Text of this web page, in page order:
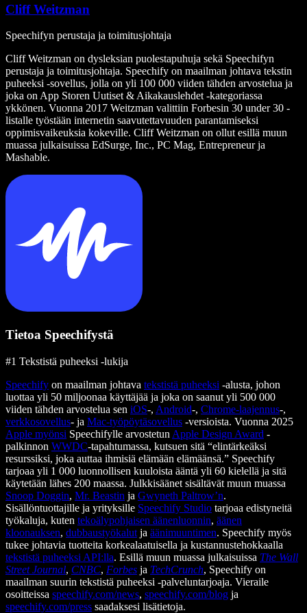
Cliff Weitzman
Speechifyn perustaja ja toimitusjohtaja
Cliff Weitzman on dysleksian puolestapuhuja sekä Speechifyn
perustaja ja toimitusjohtaja. Speechify on maailman johtava tekstin
puheeksi -sovellus, jolla on yli 100 000 viiden tähden arvostelua ja
joka on App Storen Uutiset & Aikakauslehdet -kategoriassa
ykkönen. Vuonna 2017 Weitzman valittiin Forbesin 30 under 30 -
listalle työstään internetin saavutettavuuden parantamiseksi
oppimisvaikeuksia kokeville. Cliff Weitzman on ollut esillä muun
muassa julkaisuissa EdSurge, Inc., PC Mag, Entrepreneur ja
Mashable.
Tietoa Speechifystä
#1 Tekstistä puheeksi -lukija
Speechify on maailman johtava tekstistä puheeksi -alusta, johon
luottaa yli 50 miljoonaa käyttäjää ja joka on saanut yli 500 000
viiden tähden arvostelua sen iOS-, Android-, Chrome-laajennus-,
verkkosovellus- ja Mac-työpöytäsovellus -versioista. Vuonna 2025
Apple myönsi Speechifylle arvostetun Apple Design Award -
palkinnon WWDC-tapahtumassa, kutsuen sitä “elintärkeäksi
resurssiksi, joka auttaa ihmisiä elämään elämäänsä.” Speechify
tarjoaa yli 1 000 luonnollisen kuuloista ääntä yli 60 kielellä ja sitä
käytetään lähes 200 maassa. Julkkisäänet sisältävät muun muassa
Snoop Doggin, Mr. Beastin ja Gwyneth Paltrow’n.
Sisällöntuottajille ja yrityksille Speechify Studio tarjoaa edistyneitä
työkaluja, kuten tekoälypohjaisen äänenluonnin, äänen
kloonauksen, dubbaustyökalut ja äänimuuntimen. Speechify myös
tukee johtavia tuotteita korkealaatuisella ja kustannustehokkaalla
tekstistä puheeksi API:lla. Esillä muun muassa julkaisuissa The Wall
Street Journal, CNBC, Forbes ja TechCrunch, Speechify on
maailman suurin tekstistä puheeksi -palveluntarjoaja. Vieraile
osoitteissa speechify.com/news, speechify.com/blog ja
speechify.com/press saadaksesi lisätietoja.